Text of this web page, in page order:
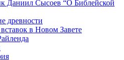
Даниил Сысоев “О Библейской
древности
в Новом Завете